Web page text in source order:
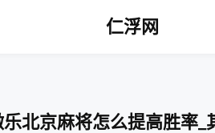
仁浮网
北京麻将怎么提高胜率_